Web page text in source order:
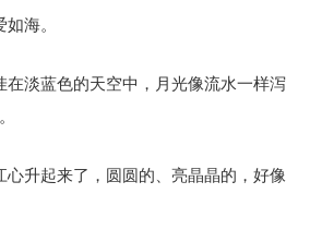
海。
在淡蓝色的天空中，月光像流水一样泻
心升起来了，圆圆的、亮晶晶的，好像